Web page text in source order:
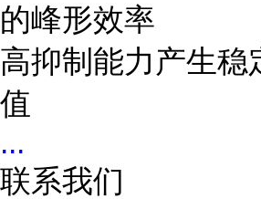
的峰形效率
高抑制能力产生稳
值
...
联系我们